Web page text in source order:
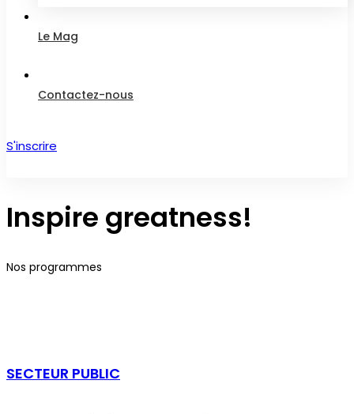
Le Mag
Contactez-nous
S'inscrire
Inspire greatness!
Nos programmes
SECTEUR PUBLIC